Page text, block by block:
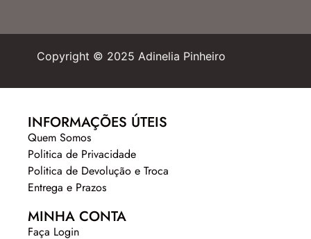
Copyright © 2025 Adinelia Pinheiro
INFORMAÇÕES ÚTEIS
Quem Somos
Politica de Privacidade
Politica de Devolução e Troca
Entrega e Prazos
MINHA CONTA
Faça Login